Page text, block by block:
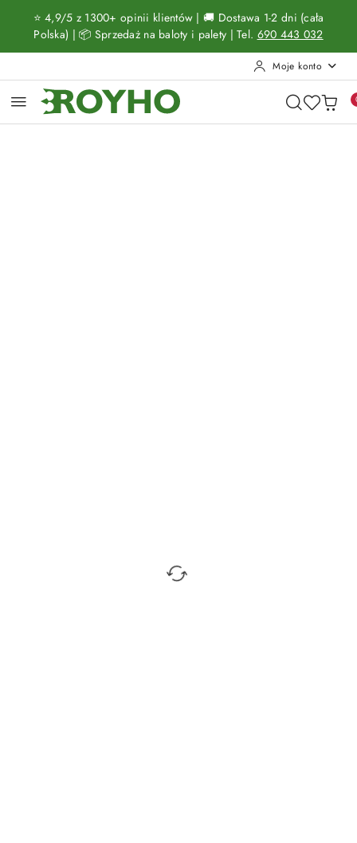
Przejdź do treści głównej
Przejdź do wyszukiwarki
Przejdź do moje konto
Przejdź do menu głównego
Przejdź do opisu produktu
Przejdź do stopki
⭐ 4,9/5 z 1300+ opinii klientów | 🚚 Dostawa 1-2 dni (cała
Polska) | 📦 Sprzedaż na baloty i palety | Tel. 690 443 032
Moje konto